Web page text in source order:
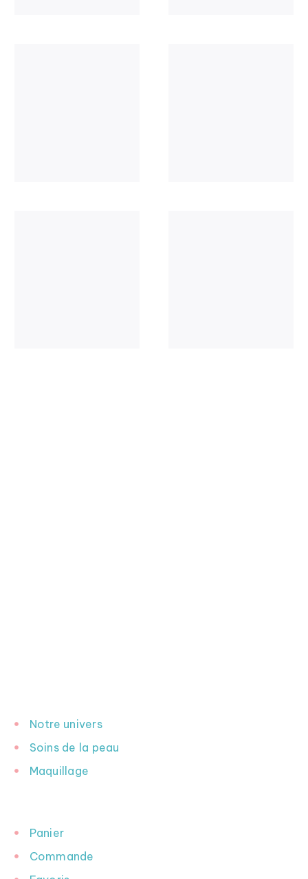
Notre univers
Soins de la peau
Maquillage
Panier
Commande